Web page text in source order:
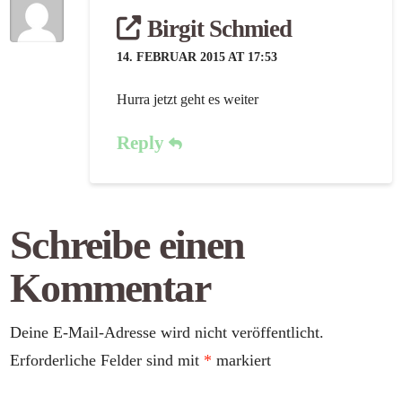
Birgit Schmied
14. FEBRUAR 2015 AT 17:53
Hurra jetzt geht es weiter
Reply
Schreibe einen
Kommentar
Deine E-Mail-Adresse wird nicht veröffentlicht.
Erforderliche Felder sind mit * markiert